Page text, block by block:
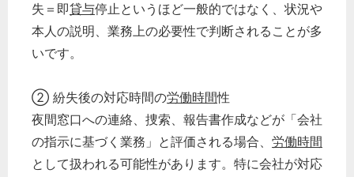
失＝即貸与停止というほど一般的ではなく、状況や
本人の説明、業務上の必要性で判断されることが多
いです。
② 紛失後の対応時間の労働時間性
夜間窓口への連絡、捜索、報告書作成などが「会社
の指示に基づく業務」と評価される場合、 労働時間
として扱われる可能性があります。特に会社が対応